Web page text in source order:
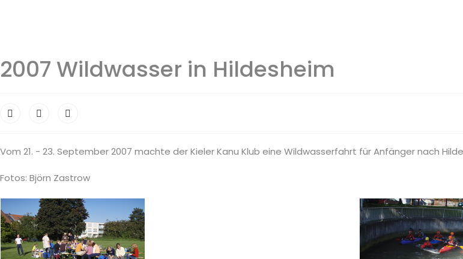
2007 Wildwasser in Hildesheim
Vom 21. - 23. September 2007 machte der Kieler Kanu Klub eine Wildwasserfahrt für Anfänger nach
Fotos: Björn Zastrow